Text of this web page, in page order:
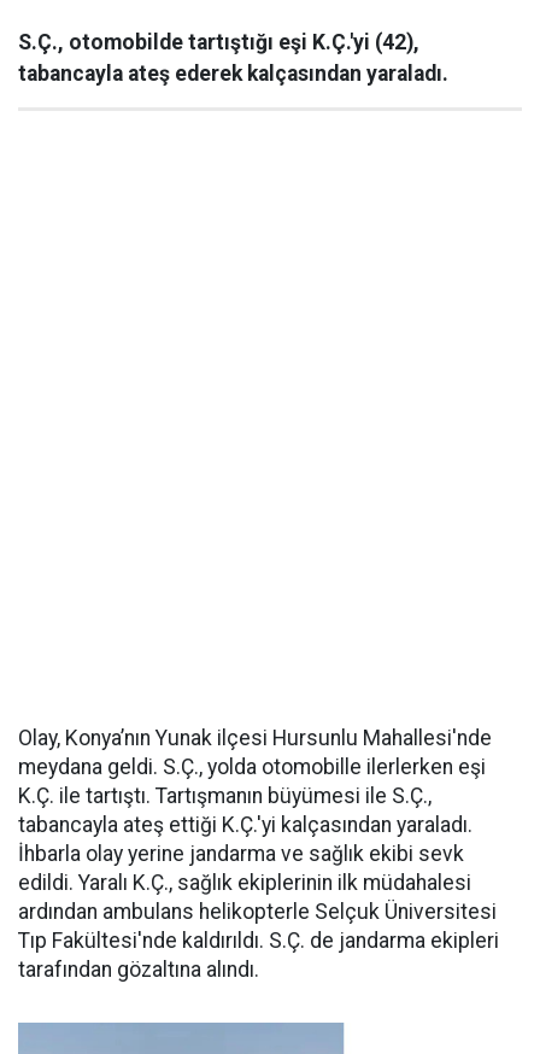
S.Ç., otomobilde tartıştığı eşi K.Ç.'yi (42),
tabancayla ateş ederek kalçasından yaraladı.
Olay, Konya’nın Yunak ilçesi Hursunlu Mahallesi'nde
meydana geldi. S.Ç., yolda otomobille ilerlerken eşi
K.Ç. ile tartıştı. Tartışmanın büyümesi ile S.Ç.,
tabancayla ateş ettiği K.Ç.'yi kalçasından yaraladı.
İhbarla olay yerine jandarma ve sağlık ekibi sevk
edildi. Yaralı K.Ç., sağlık ekiplerinin ilk müdahalesi
ardından ambulans helikopterle Selçuk Üniversitesi
Tıp Fakültesi'nde kaldırıldı. S.Ç. de jandarma ekipleri
tarafından gözaltına alındı.